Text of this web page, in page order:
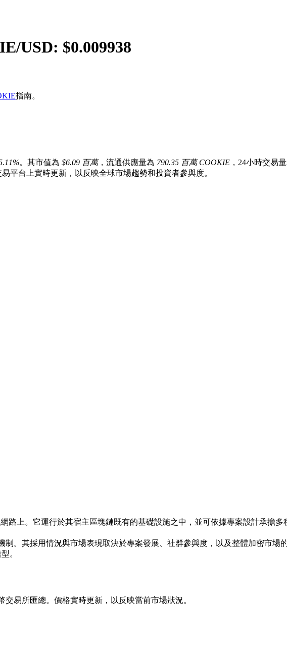
/USD: $0.009938
指南。
。其市值為 $6.09 百萬，流通供應量為 790.35 百萬 COOKIE ，24小時交易
平台上實時更新，以反映全球市場趨勢和投資者參與度。
路上。它運行於其宿主區塊鏈既有的基礎設施之中，並可依據專案設計承擔
。其採用情況與市場表現取決於專案發展、社群參與度，以及整體加密市場的
。
交易所匯總。價格實時更新，以反映當前市場狀況。